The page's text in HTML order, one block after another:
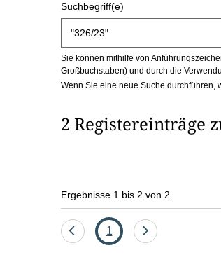
u
c
h
b
o
Suchbegriff(e)
Sie können mithilfe von
Großbuchstaben) und durch die
Wenn Sie eine neue Suche durchführen,
2 Registereinträge
Ergebnisse 1 bis 2 von 2
Eine
Seite
1
Eine